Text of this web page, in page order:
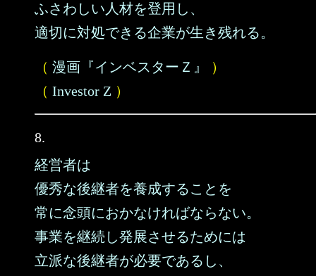
ふさわしい人材を登用し、
適切に対処できる企業が生き残れる。
（ 漫画『インベスターＺ』
）
（ Investor Z ）
8.
経営者は
優秀な後継者を養成することを
常に念頭におかなければならない。
事業を継続し発展させるためには
立派な後継者が必要であるし、